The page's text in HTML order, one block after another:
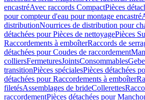
encastréAvec raccords CompactPièces
pour compteur d'eau pour montage encastré
distributionNourrices de distribution pour
détachées pour Pièces de nettoyagePièces
Raccordements à emboîterRaccords de
détachées pour Coudes de raccordement
colliersFermeturesJointsConsommables
transitionPièces spécialesPièces détachées
détachées pour Raccordements à emboîter
filetésAssemblages de brideCollerettes
raccordementPièces détachées pour